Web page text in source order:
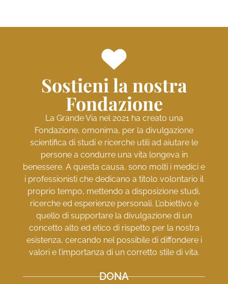
Sostieni la nostra
Fondazione
La Grande Via nel 2021 ha creato una
Fondazione, omonima, per la divulgazione
scientifica di studi e ricerche utili ad aiutare le
persone a condurre una vita longeva in
benessere. A questa causa, sono molti i medici e
i professionisti che dedicano a titolo volontario il
proprio tempo, mettendo a disposizione studi,
ricerche ed esperienze personali. L’obiettivo è
quello di supportare la divulgazione di un
concetto alto ed etico di rispetto per la nostra
esistenza, cercando nel possibile di diffondere i
valori e l’importanza di un corretto stile di vita.
DONA